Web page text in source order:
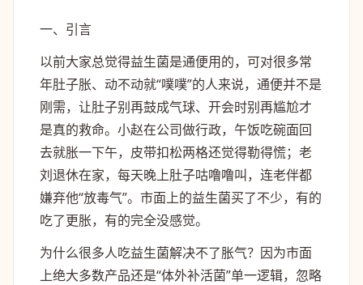
一、引言
以前大家总觉得益生菌是通便用的，可对很多常
年肚子胀、动不动就“噗噗”的人来说，通便并不是
刚需，让肚子别再鼓成气球、开会时别再尴尬才
是真的救命。小赵在公司做行政，午饭吃碗面回
去就胀一下午，皮带扣松两格还觉得勒得慌；老
刘退休在家，每天晚上肚子咕噜噜叫，连老伴都
嫌弃他“放毒气”。市面上的益生菌买了不少，有的
吃了更胀，有的完全没感觉。
为什么很多人吃益生菌解决不了胀气？因为市面
上绝大多数产品还是“体外补活菌”单一逻辑，忽略